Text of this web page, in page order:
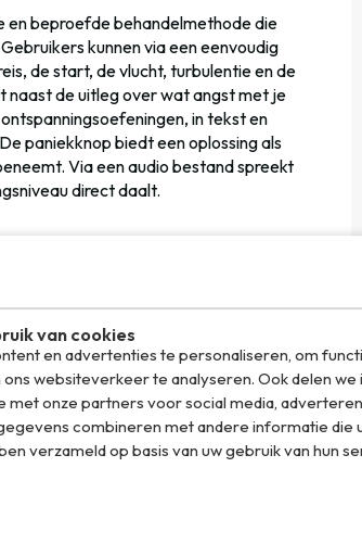
van cookies
en advertenties te personaliseren, om
websiteverkeer te analyseren. Ook delen
met onze partners voor social media,
combineren met andere informatie die
verzameld op basis van uw gebruik van hun
en beproefde behandelmethode die
kunnen via een eenvoudig
de start, de vlucht, turbulentie en de
naast de uitleg over wat angst met je
in tekst en
paniekknop biedt een oplossing als
Via een audio bestand spreekt
direct daalt.
naar de effecten van de Vlieg
dvd’s voor thuishulpdoeleinden. De
de universiteit van Leiden. Alle
dat de angstniveaus van de
had zelfs zo’n laag angstniveau
criteria voor vliegangst voldoen.
directeur van vliegangstinstituut
therapeutisch traject te doorlopen.
zien. Vermijden is het slechtste wat je
middel voor. Op deze manier
is een vorm van vermijden.